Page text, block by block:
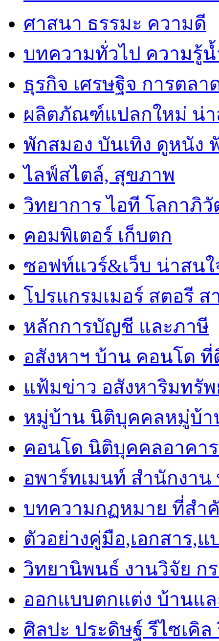
ศาสนา ธรรมะ ความดี
บทความทั่วไป ความรู้
ธุรกิจ เศรษฐิจ การตลา
ผลิตภัณฑ์แปลกใหม่ น่า
พักสมอง บันเทิง ดูหนัง
ไลฟ์สไตล์, สุขภาพ
วิทยาการ ไอที โลกาภิ
คอมพิเตอร์ เก็บตก
ซอฟท์แวร์&เว็บ น่าสนใ
โปรแกรมเมอร์ สตอรี ส
หลักการบัญชี และภาษี
อสังหาฯ บ้าน คอนโด
แฟ้มข่าว อสังหาริมทรั
หมู่บ้าน นิติบุคคลหมู่บ้า
คอนโด นิติบุคคลอาคา
อพาร์ทเมนท์ สำนักงาน
บทความกฏหมาย ที่สำ
ตัวอย่างคู่มือ,เอกสาร,
วิทยานิพนธ์ งานวิจัย ก
ออกแบบตกแต่ง บ้านแ
ศิลปะ ประดิษฐ์ รีไซเคิล